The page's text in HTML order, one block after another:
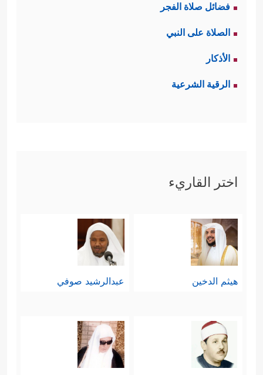
فضائل صلاة الفجر
الصلاة على النبي
الأذكار
الرقية الشرعية
اختر القاريء
هيثم الدخين عبدالرشيد صوفي